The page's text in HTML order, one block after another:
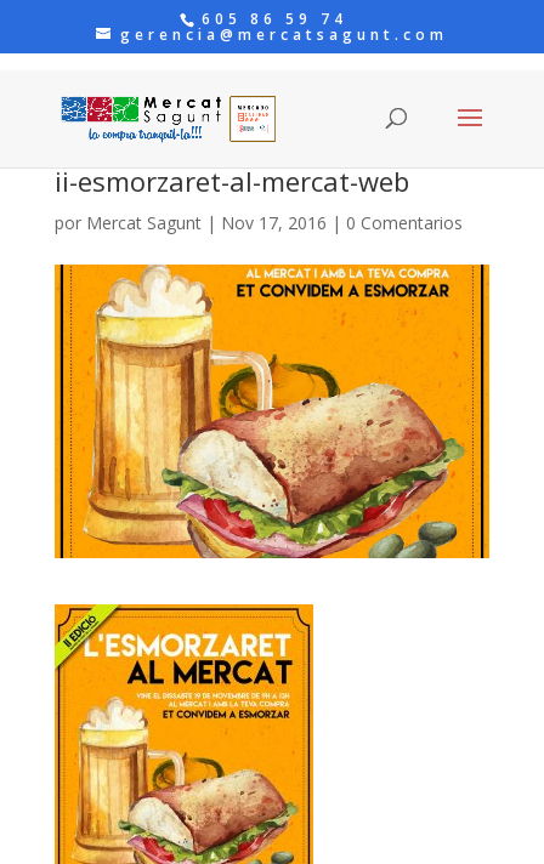
605 86 59 74
gerencia@mercatsagunt.com
ii-esmorzaret-al-mercat-web
por Mercat Sagunt| Nov 17, 2016 | 0 Comentarios